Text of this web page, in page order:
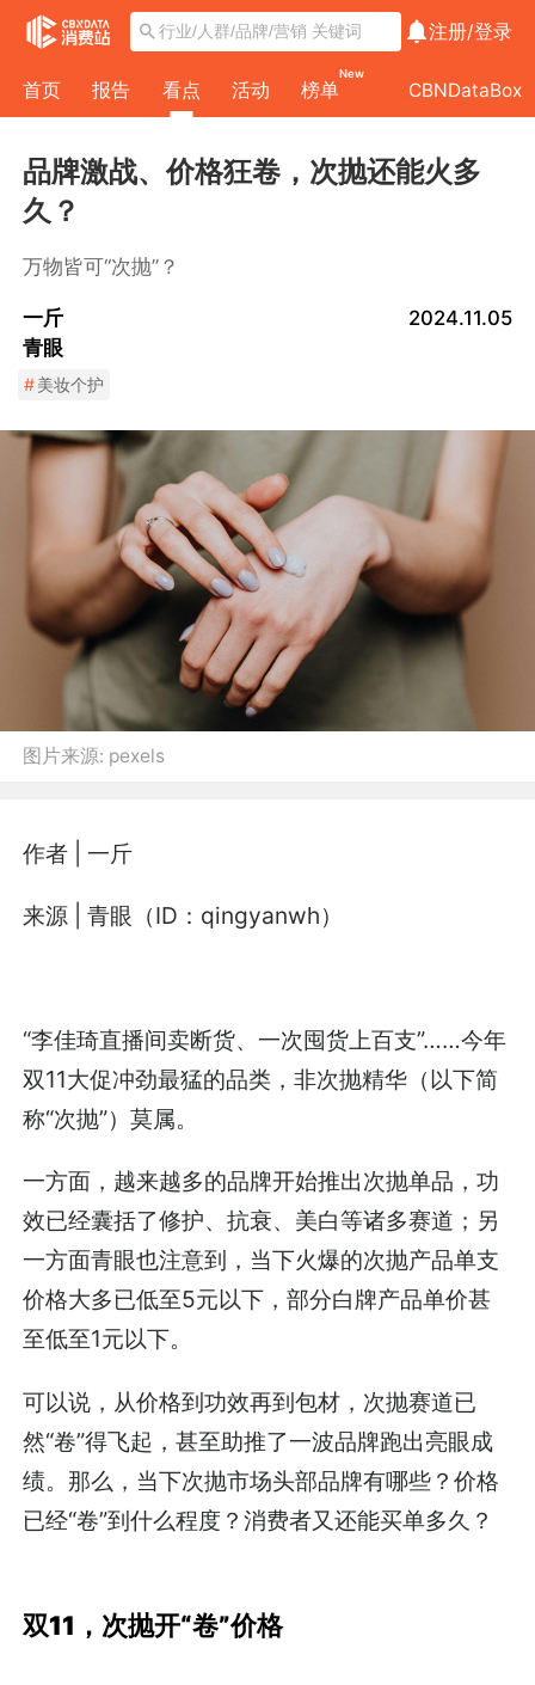
注册/登录
首页 报告 看点 活动 榜单
New
CBNDataBox
品牌激战、价格狂卷，次抛还能火多
久？
万物皆可“次抛”？
一斤
青眼
2024.11.05
#美妆个护
图片来源: pexels
作者 | 一斤
来源 | 青眼（ID：qingyanwh）
“李佳琦直播间卖断货、一次囤货上百支”……今年
双11大促冲劲最猛的品类，非次抛精华（以下简
称“次抛”）莫属。
一方面，越来越多的品牌开始推出次抛单品，功
效已经囊括了修护、抗衰、美白等诸多赛道；另
一方面青眼也注意到，当下火爆的次抛产品单支
价格大多已低至5元以下，部分白牌产品单价甚
至低至1元以下。
可以说，从价格到功效再到包材，次抛赛道已
然“卷”得飞起，甚至助推了一波品牌跑出亮眼成
绩。那么，当下次抛市场头部品牌有哪些？价格
已经“卷”到什么程度？消费者又还能买单多久？
双11，次抛开“卷”价格